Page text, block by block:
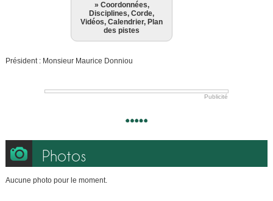
» Coordonnées,
Disciplines, Corde,
Vidéos, Calendrier, Plan
des pistes
Président : Monsieur Maurice Donniou
Publicité
Photos
Aucune photo pour le moment.